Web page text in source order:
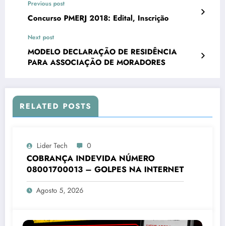
Previous post
Concurso PMERJ 2018: Edital, Inscrição
Next post
MODELO DECLARAÇÃO DE RESIDÊNCIA
PARA ASSOCIAÇÃO DE MORADORES
RELATED POSTS
Lider Tech 0
COBRANÇA INDEVIDA NÚMERO
08001700013 – GOLPES NA INTERNET
Agosto 5, 2026